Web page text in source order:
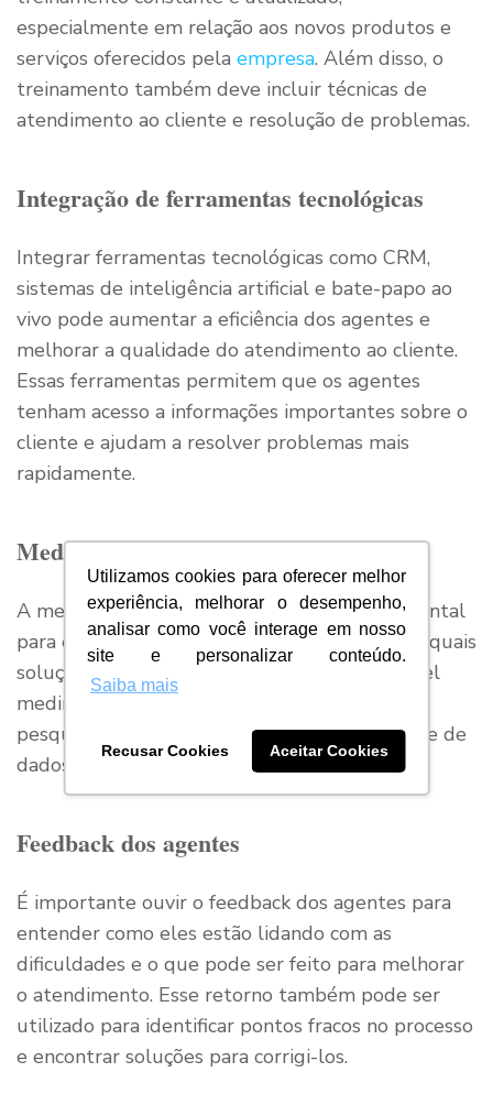
Utilizamos cookies para oferecer melhor
experiência, melhorar o desempenho,
analisar como você interage em nosso
site e personalizar conteúdo.
Saiba mais
Recusar Cookies Aceitar Cookies
especialmente em relação aos novos produtos e
serviços oferecidos pela empresa. Além disso, o
treinamento também deve incluir técnicas de
atendimento ao cliente e resolução de problemas.
Integração de ferramentas tecnológicas
Integrar ferramentas tecnológicas como CRM,
sistemas de inteligência artificial e bate-papo ao
vivo pode aumentar a eficiência dos agentes e
melhorar a qualidade do atendimento ao cliente.
Essas ferramentas permitem que os agentes
tenham acesso a informações importantes sobre o
cliente e ajudam a resolver problemas mais
rapidamente.
Medição da satisfação do cliente
A medição da satisfação do cliente é fundamental
para entender o que precisa ser melhorado e quais
soluções devem ser implementadas. É possível
medir a satisfação do cliente por meio de
pesquisas, avaliações de atendimento e análise de
dados.
Feedback dos agentes
É importante ouvir o feedback dos agentes para
entender como eles estão lidando com as
dificuldades e o que pode ser feito para melhorar
o atendimento. Esse retorno também pode ser
utilizado para identificar pontos fracos no processo
e encontrar soluções para corrigi-los.